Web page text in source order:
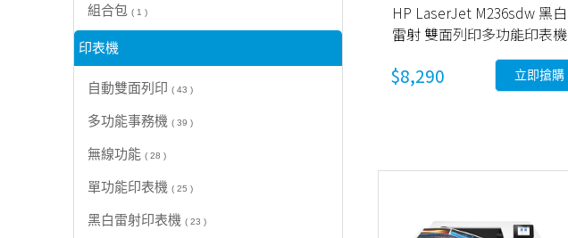
組合包 ( 1 )
印表機
自動雙面列印 ( 43 )
多功能事務機 ( 39 )
無線功能 ( 28 )
單功能印表機 ( 25 )
黑白雷射印表機 ( 23 )
HP LaserJet M236sdw 黑白
雷射 雙面列印多功能印表機
$8,290 立即搶購